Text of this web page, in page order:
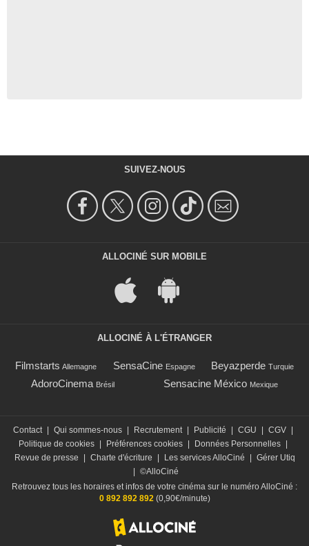
SUIVEZ-NOUS
ALLOCINÉ SUR MOBILE
ALLOCINÉ À L'ÉTRANGER
Filmstarts Allemagne SensaCine Espagne Beyazperde Turquie
AdoroCinema Brésil Sensacine México Mexique
Contact Qui sommes-nous Recrutement Publicité CGU CGV
Politique de cookies
Préférences cookies Données Personnelles
Revue de presse
Charte d'écriture Les services AlloCiné
Gérer Utiq
©AlloCiné
Retrouvez tous les horaires et infos de votre cinéma sur le numéro AlloCiné :
0 892 892 892(0,90€/minute)